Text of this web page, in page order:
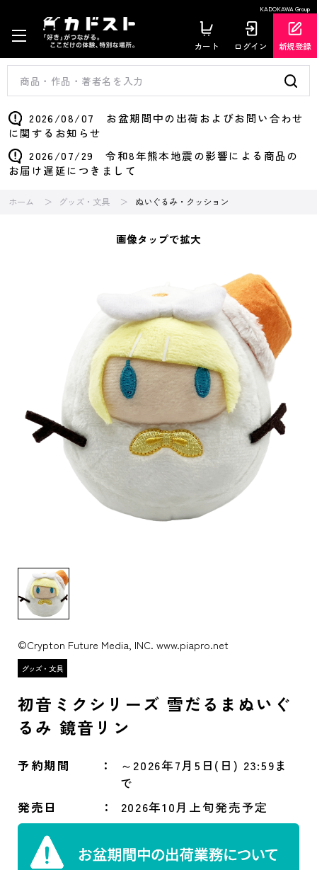
KADOKAWA Group
カート ログイン 新規登録
2026/08/07 お盆期間中の出荷およびお問い合わせ
に関するお知らせ
2026/07/29 令和8年熊本地震の影響による商品の
お届け遅延につきまして
ホーム グッズ・文具 ぬいぐるみ・クッション
画像タップで拡大
©Crypton Future Media, INC. www.piapro.net
初音ミクシリーズ 雪だるまぬいぐ
るみ 鏡音リン
予約期間
～2026年7月5日(日) 23:59ま
で
発売日
2026年10月上旬発売予定